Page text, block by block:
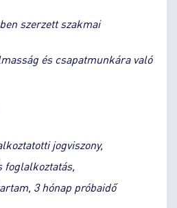
szerzett szakmai
és csapatmunkára való
jogviszony,
foglalkoztatás,
3 hónap próbaidő